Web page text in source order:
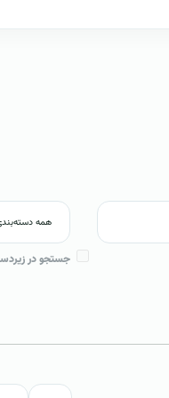
جستجو در